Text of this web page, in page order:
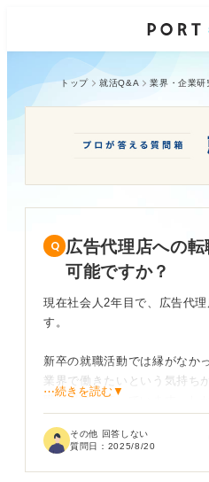
トップ 就活Q&A 業界・企業研
広告代理店への
可能ですか？
現在社会人2年目で、広告代
す。
新卒の就職活動では縁がなか
業界で働きたいという気持ち
職に興味を持っています。し
る可能性があるのか、不安を
⋯続きを読む▼
その他 回答しない
質問日： 2025/8/20